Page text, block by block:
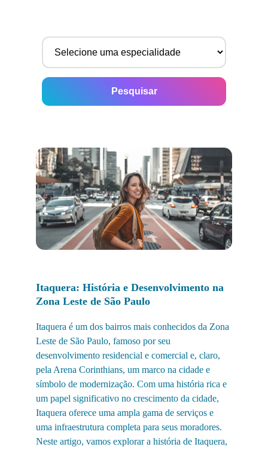
Itaquera: História e Desenvolvimento na
Zona Leste de São Paulo
Itaquera é um dos bairros mais conhecidos da Zona
Leste de São Paulo, famoso por seu
desenvolvimento residencial e comercial e, claro,
pela Arena Corinthians, um marco na cidade e
símbolo de modernização. Com uma história rica e
um papel significativo no crescimento da cidade,
Itaquera oferece uma ampla gama de serviços e
uma infraestrutura completa para seus moradores.
Neste artigo, vamos explorar a história de Itaquera,